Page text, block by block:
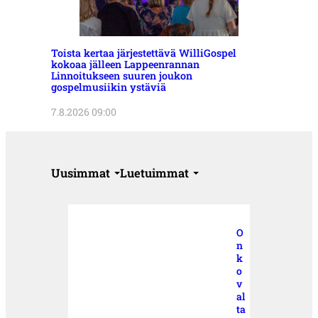
Toista kertaa järjestettävä WilliGospel
kokoaa jälleen Lappeenrannan
Linnoitukseen suuren joukon
gospelmusiikin ystäviä
7.8.2026 09:00
Uusimmat Luetuimmat
O
n
k
o
v
al
ta